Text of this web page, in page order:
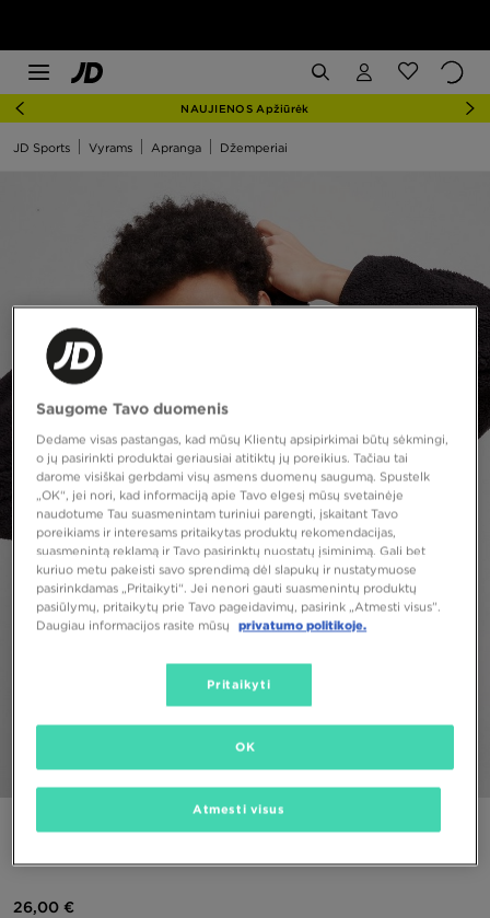
NAUJIENOS Apžiūrėk
JD Sports Vyrams Apranga Džemperiai
CHAMPION DŽEMPERIS SU GOBTUVU HOODED
26,00 €
Saugome Tavo duomenis
Dedame visas pastangas, kad mūsų Klientų apsipirkimai būtų sėkmingi,
o jų pasirinkti produktai geriausiai atitiktų jų poreikius. Tačiau tai
darome visiškai gerbdami visų asmens duomenų saugumą. Spustelk
„OK“, jei nori, kad informaciją apie Tavo elgesį mūsų svetainėje
naudotume Tau suasmenintam turiniui parengti, įskaitant Tavo
poreikiams ir interesams pritaikytas produktų rekomendacijas,
suasmenintą reklamą ir Tavo pasirinktų nuostatų įsiminimą. Gali bet
kuriuo metu pakeisti savo sprendimą dėl slapukų ir nustatymuose
pasirinkdamas „Pritaikyti“. Jei nenori gauti suasmenintų produktų
pasiūlymų, pritaikytų prie Tavo pageidavimų, pasirink „Atmesti visus”.
Daugiau informacijos rasite mūsų
privatumo politikoje.
Pritaikyti
Atmesti visus
OK